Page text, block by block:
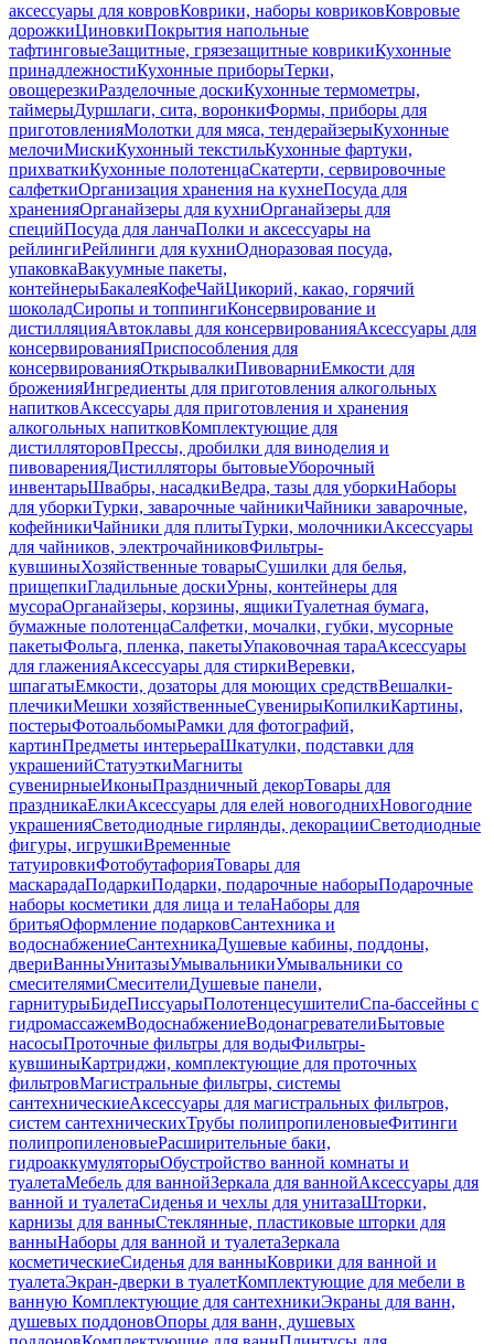
аксессуары для ковровКоврики, наборы ковриковКовровые
дорожкиЦиновкиПокрытия напольные
тафтинговыеЗащитные, грязезащитные коврикиКухонные
принадлежностиКухонные приборыТерки,
овощерезкиРазделочные доскиКухонные термометры,
таймерыДуршлаги, сита, воронкиФормы, приборы для
приготовленияМолотки для мяса, тендерайзерыКухонные
мелочиМискиКухонный текстильКухонные фартуки,
прихваткиКухонные полотенцаСкатерти, сервировочные
салфеткиОрганизация хранения на кухнеПосуда для
храненияОрганайзеры для кухниОрганайзеры для
специйПосуда для ланчаПолки и аксессуары на
рейлингиРейлинги для кухниОдноразовая посуда,
упаковкаВакуумные пакеты,
контейнерыБакалеяКофеЧайЦикорий, какао, горячий
шоколадСиропы и топпингиКонсервирование и
дистилляцияАвтоклавы для консервированияАксессуары для
консервированияПриспособления для
консервированияОткрывалкиПивоварниЕмкости для
броженияИнгредиенты для приготовления алкогольных
напитковАксессуары для приготовления и хранения
алкогольных напитковКомплектующие для
дистилляторовПрессы, дробилки для виноделия и
пивоваренияДистилляторы бытовыеУборочный
инвентарьШвабры, насадкиВедра, тазы для уборкиНаборы
для уборкиТурки, заварочные чайникиЧайники заварочные,
кофейникиЧайники для плитыТурки, молочникиАксессуары
для чайников, электрочайниковФильтры-
кувшиныХозяйственные товарыСушилки для белья,
прищепкиГладильные доскиУрны, контейнеры для
мусораОрганайзеры, корзины, ящикиТуалетная бумага,
бумажные полотенцаСалфетки, мочалки, губки, мусорные
пакетыФольга, пленка, пакетыУпаковочная тараАксессуары
для глаженияАксессуары для стиркиВеревки,
шпагатыЕмкости, дозаторы для моющих средствВешалки-
плечикиМешки хозяйственныеСувенирыКопилкиКартины,
постерыФотоальбомыРамки для фотографий,
картинПредметы интерьераШкатулки, подставки для
украшенийСтатуэткиМагниты
сувенирныеИконыПраздничный декорТовары для
праздникаЕлкиАксессуары для елей новогоднихНовогодние
украшенияСветодиодные гирлянды, декорацииСветодиодные
фигуры, игрушкиВременные
татуировкиФотобутафорияТовары для
маскарадаПодаркиПодарки, подарочные наборыПодарочные
наборы косметики для лица и телаНаборы для
бритьяОформление подарковСантехника и
водоснабжениеСантехникаДушевые кабины, поддоны,
двериВанныУнитазыУмывальникиУмывальники со
смесителямиСмесителиДушевые панели,
гарнитурыБидеПиссуарыПолотенцесушителиСпа-бассейны с
гидромассажемВодоснабжениеВодонагревателиБытовые
насосыПроточные фильтры для водыФильтры-
кувшиныКартриджи, комплектующие для проточных
фильтровМагистральные фильтры, системы
сантехническиеАксессуары для магистральных фильтров,
систем сантехническихТрубы полипропиленовыеФитинги
полипропиленовыеРасширительные баки,
гидроаккумуляторыОбустройство ванной комнаты и
туалетаМебель для ваннойЗеркала для ваннойАксессуары для
ванной и туалетаСиденья и чехлы для унитазаШторки,
карнизы для ванныСтеклянные, пластиковые шторки для
ванныНаборы для ванной и туалетаЗеркала
косметическиеСиденья для ванныКоврики для ванной и
туалетаЭкран-дверки в туалетКомплектующие для мебели в
ванную Комплектующие для сантехникиЭкраны для ванн,
душевых поддоновОпоры для ванн, душевых